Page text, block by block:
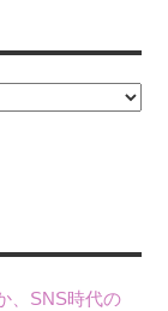
、SNS時代の